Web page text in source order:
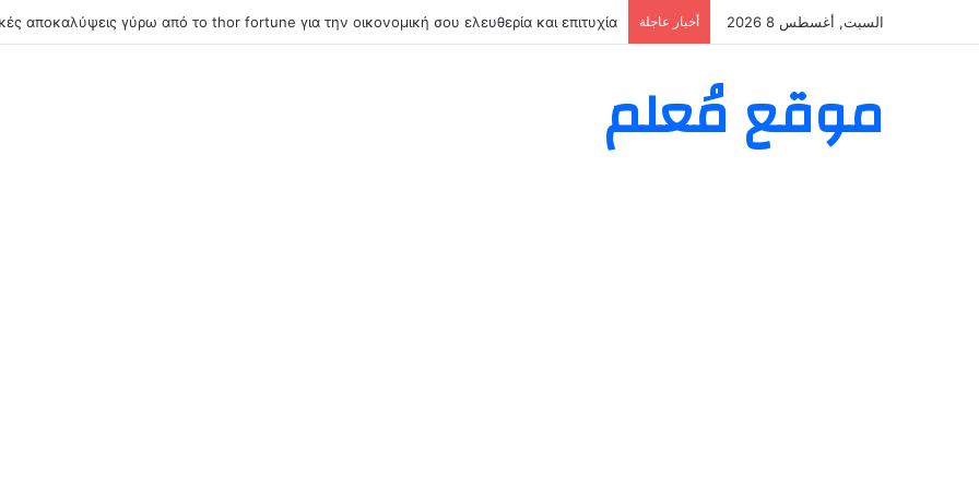
السبت, أغسطس 8 2026 أخبار عاجلة αποκαλύψεις γύρω από το thor fortune για την οικονομική σου ελευθερία και επιτυχία
موقع مُعلم